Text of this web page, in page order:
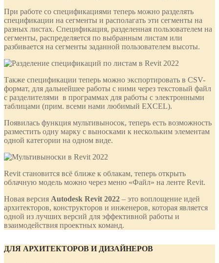
При работе со спецификациями теперь можно разделять
спецификации на сегменты и располагать эти сегменты на
разных листах. Спецификация, разделенная пользователем на
сегменты, распределяется по выбранным листам или
разбивается на сегменты заданной пользователем высоты.
Также спецификации теперь можно экспортировать в СSV-
формат, для дальнейшее работы с ними через текстовый файл
с разделителями в программах для работы с электронными
таблицами (прим. всеми нами любимый EXCEL).
Появилась функция мультивыносок, теперь есть возможность
разместить одну марку с выносками к нескольким элементам
одной категории на одном виде.
Revit становится всё ближе к облакам, теперь открыть
облачную модель можно через меню «Файл» на ленте Revit.
Новая версия Autodesk Revit 2022 – это воплощение идей
архитекторов, конструкторов и инженеров, которая является
одной из лучших версий для эффективной работы и
взаимодействия проектных команд.
ДЛЯ АРХИТЕКТОРОВ И ДИЗАЙНЕРОВ